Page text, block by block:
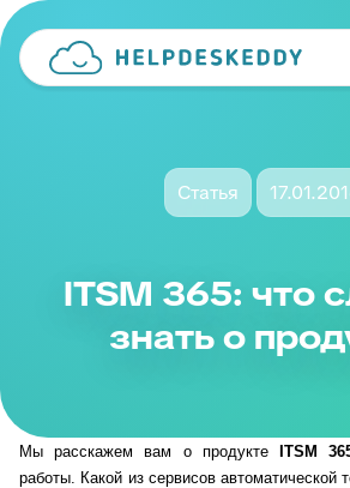
Статья
ITSM 365: что
знать о
Мы расскажем вам о продукте ITSM
работы. Какой из сервисов автоматической